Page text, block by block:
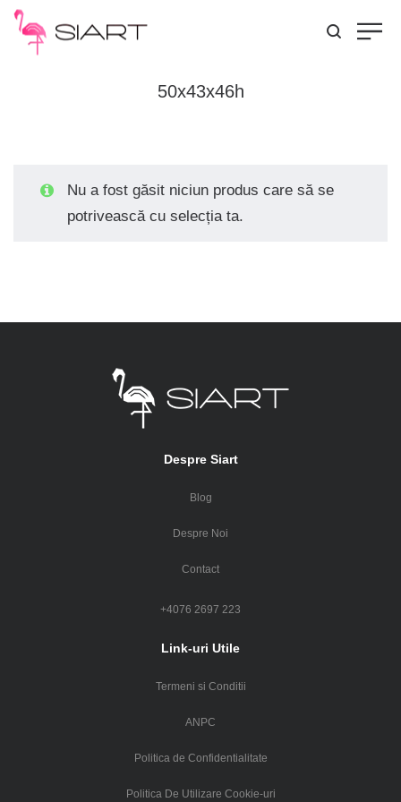
50x43x46h
Nu a fost găsit niciun produs care să se
potrivească cu selecția ta.
Despre Siart
Blog
Despre Noi
Contact
+4076 2697 223
Link-uri Utile
Termeni si Conditii
ANPC
Politica de Confidentialitate
Politica De Utilizare Cookie-uri